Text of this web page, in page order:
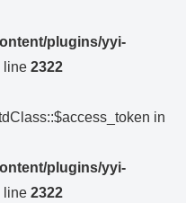
plugins/yyi-
line 2322
in
plugins/yyi-
line 2322